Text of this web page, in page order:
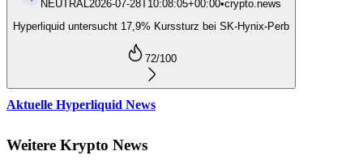
NEUTRAL 2026-07-28T10:08:05+00:00•crypto.news
Hyperliquid untersucht 17,9% Kurssturz bei SK-Hynix-Perb
72/100
Aktuelle Hyperliquid News
Weitere Krypto News